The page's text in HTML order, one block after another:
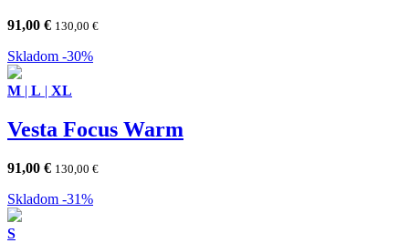
91,00 € 130,00 €
Skladom -30%
M | L | XL
Vesta Focus Warm
91,00 € 130,00 €
Skladom -31%
S